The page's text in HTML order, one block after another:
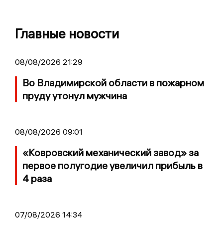
Главные новости
08/08/2026 21:29
Во Владимирской области в пожарном
пруду утонул мужчина
08/08/2026 09:01
«Ковровский механический завод» за
первое полугодие увеличил прибыль в
4 раза
07/08/2026 14:34